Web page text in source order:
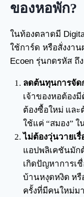
ของหอพัก?
ในท้องตลาดมี
ใช้การ์ด หรือสั่งงา
Ecoen รุ่นกดรหัส ถึ
ลดต้นทุนการจัด
เจ้าของหอต้อง
ต้องซื้อใหม่ และ
ใช้แค่ “สมอง”
ไม่ต้องวุ่นวายเรื่
แอปพลิเคชันมัก
เกิดปัญหาการเชื่
บ้านหงุดหงิด ห
ครั้งที่มีคนใหม่ม